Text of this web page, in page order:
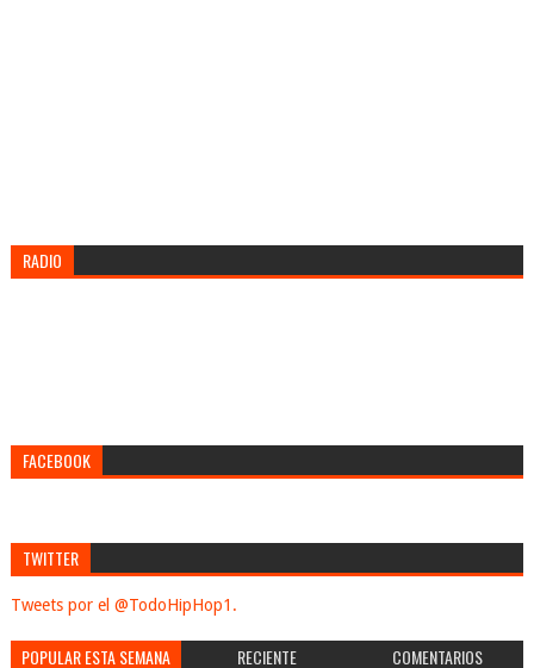
RADIO
FACEBOOK
TWITTER
Tweets por el @TodoHipHop1.
POPULAR ESTA SEMANA RECIENTE COMENTARIOS